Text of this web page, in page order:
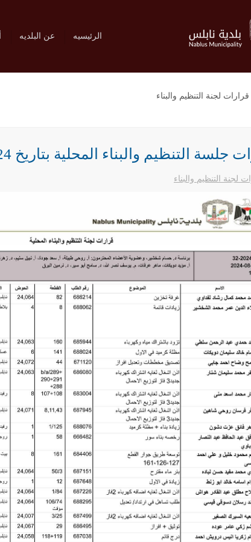
الرئيسيه عن البلديه
قرارات لجنة التنظيم والبناء
جلسة التنظيم والبناء المحلية بتاريخ 28/8/2024
لجنة التنظيم والبناء